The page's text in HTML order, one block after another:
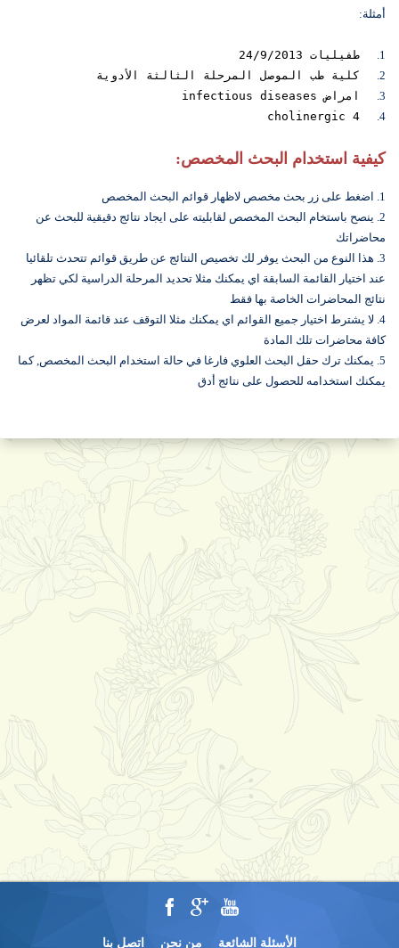
أمثلة:
1.
طفيليات 24/9/2013
2.
كلية طب الموصل المرحلة الثالثة الأدوية
3.
امراض infectious diseases
4.
كيفية استخدام البحث المخصص:
1. اضغط على زر بحث مخصص لاظهار قوائم البحث المخصص
2. ينصح باستخام البحث المخصص لقابليته على ايجاد نتائج دقيقية للبحث عن
محاضراتك
3. هذا النوع من البحث يوفر لك تخصيص النتائج عن طريق قوائم تتحدث تلقائيا
عند اختيار القائمة السابقة اي يمكنك مثلا تحديد المرحلة الدراسية لكي تظهر
نتائج المحاضرات الخاصة بها فقط
4. لا يشترط اختيار جميع القوائم اي يمكنك مثلا التوقف عند قائمة المواد لعرض
كافة محاضرات تلك المادة
5. يمكنك ترك حقل البحث العلوي فارغا في حالة استخدام البحث المخصص, كما
يمكنك استخدامه للحصول على نتائج أدق
الأسئلة الشائعة من نحن اتصل بنا